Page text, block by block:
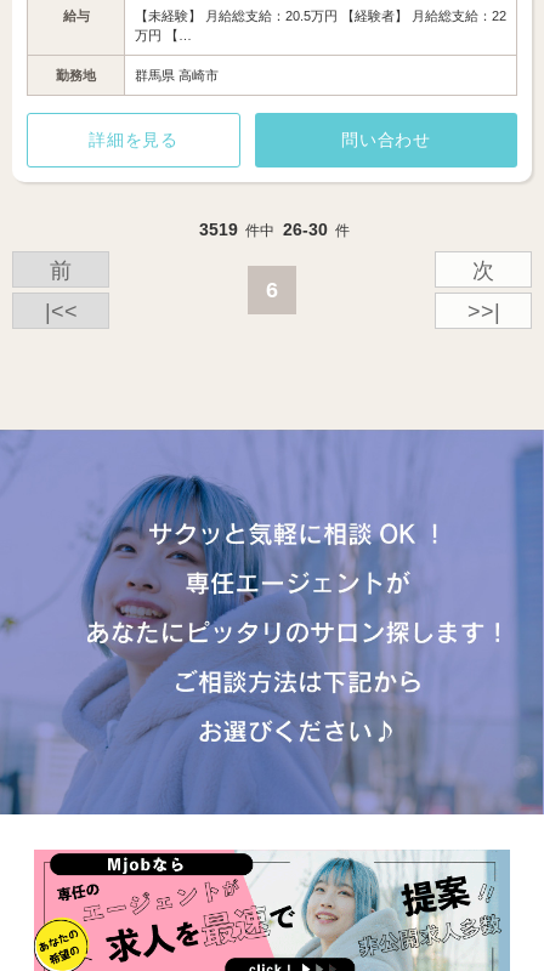
給与
【未経験】 月給総支給：20.5万円 【経験者】 月給総支給：22
万円 【…
勤務地 群馬県 高崎市
詳細を見る 問い合わせ
3519 件中 26-30 件
|<<
前
6
次
>>|